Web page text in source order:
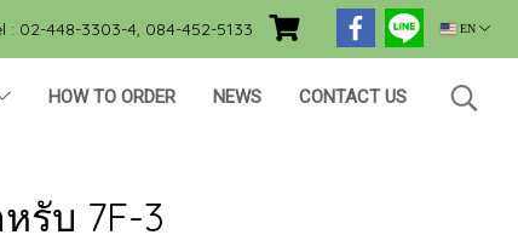
02-448-3303-4, 084-452-5133 EN
HOW TO ORDER NEWS CONTACT US
รับ 7F-3